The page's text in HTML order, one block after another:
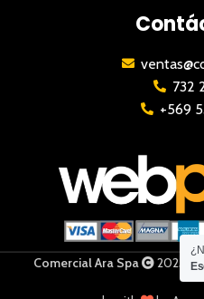
732
+569
Comercial Ara Spa 2023 |